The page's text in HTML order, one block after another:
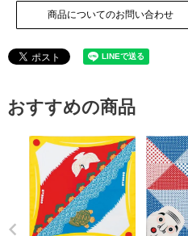
商品についてのお問い合わせ
おすすめの商品